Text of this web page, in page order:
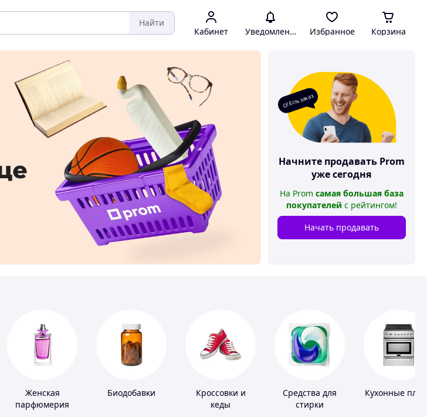
Найти
Кабинет Уведомления Избранное Корзина
О! Есть заказ
Начните продавать Prom
уже сегодня
На Prom самая большая база
покупателей с рейтингом!
Начать продавать
Женская
парфюмерия
Биодобавки
Кроссовки и
кеды
Средства для
стирки
Кухонные